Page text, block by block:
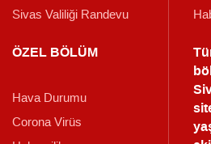
Sivas Valiliği Randevu
ÖZEL BÖLÜM
Hava Durumu
Corona Virüs